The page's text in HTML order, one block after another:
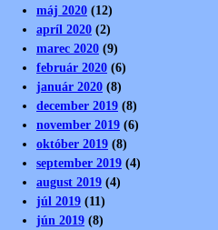
máj 2020 (12)
apríl 2020 (2)
marec 2020 (9)
február 2020 (6)
január 2020 (8)
december 2019 (8)
november 2019 (6)
október 2019 (8)
september 2019 (4)
august 2019 (4)
júl 2019 (11)
jún 2019 (8)